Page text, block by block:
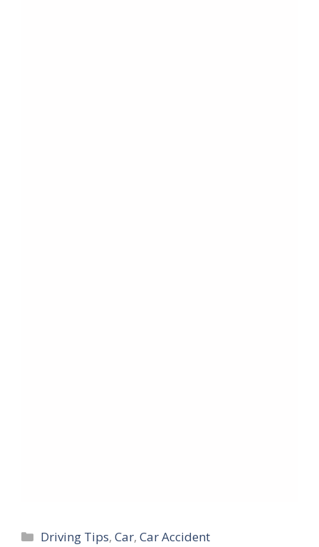
Categories
Driving Tips,Car,Car Accident